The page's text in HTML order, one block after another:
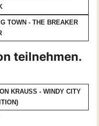
TOWN - THE BREAKER
teilnehmen.
KRAUSS - WINDY CITY